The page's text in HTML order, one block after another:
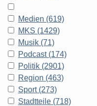
Medien (619)
MKS (1429)
Musik (71)
Podcast (174)
Politik (2901)
Region (463)
Sport (273)
Stadtteile (718)